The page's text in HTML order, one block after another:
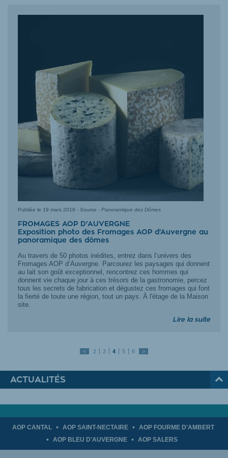
Publiée le 19 mars 2018 - Source : Panoramique des Dômes
FROMAGES AOP D'AUVERGNE
Exposition photo des Fromages AOP d’Auvergne au
panoramique des dômes
Au travers de 50 photos inédites, entrez dans l’univers des
Fromages AOP d’Auvergne. Parcourez les paysages qui donnent
au lait son goût exceptionnel, rencontrez ces hommes qui
donnent vie chaque jour à ces trésors de la gastronomie, percez
tous les secrets de fabrication et dégustez ces fromages qui font
la fierté de toute une région, tout un pays. À l'étage de la Maison
site.
Lire la suite
< 2 3 4 5 6 >
ACTUALITÉS
AOP CANTAL AOP SAINT-NECTAIRE
AOP FOURME D'AMBERT
AOP BLEU D'AUVERGNE
AOP SALERS